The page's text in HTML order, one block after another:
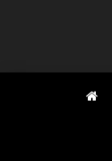
content